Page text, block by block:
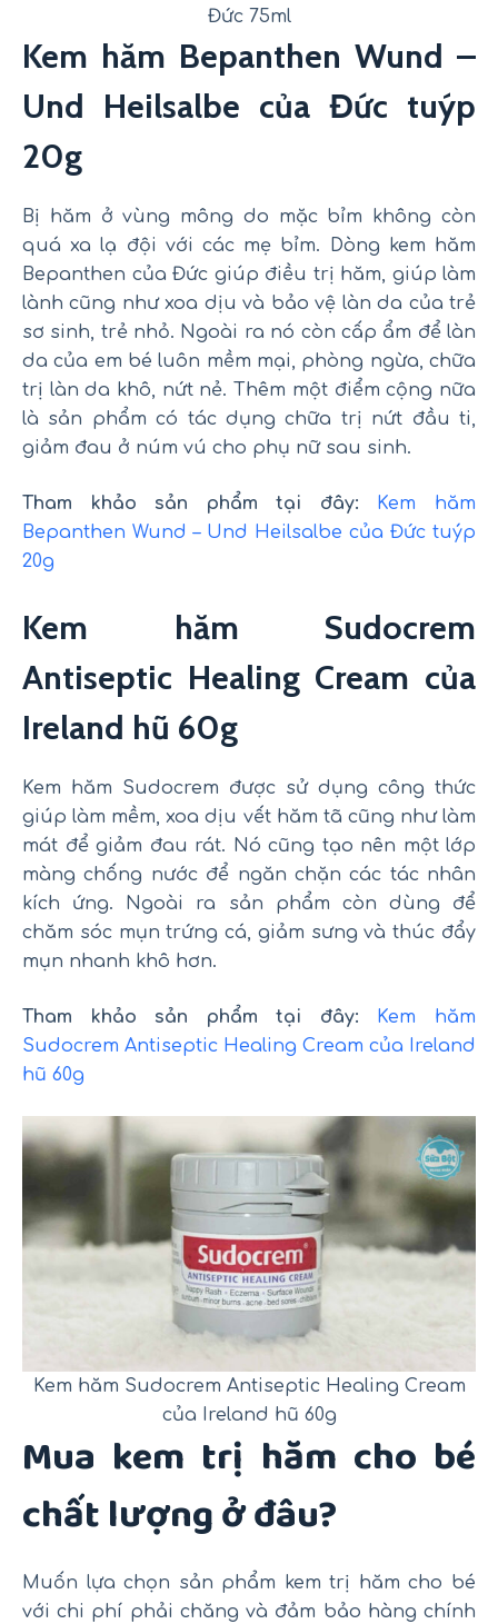
Đức 75ml
Kem hăm Bepanthen Wund –
Und Heilsalbe của Đức tuýp
20g
Bị hăm ở vùng mông do mặc bỉm không còn
quá xa lạ đội với các mẹ bỉm. Dòng kem hăm
Bepanthen của Đức giúp điều trị hăm, giúp làm
lành cũng như xoa dịu và bảo vệ làn da của trẻ
sơ sinh, trẻ nhỏ. Ngoài ra nó còn cấp ẩm để làn
da của em bé luôn mềm mại, phòng ngừa, chữa
trị làn da khô, nứt nẻ. Thêm một điểm cộng nữa
là sản phẩm có tác dụng chữa trị nứt đầu ti,
giảm đau ở núm vú cho phụ nữ sau sinh.
Tham khảo sản phẩm tại đây: Kem hăm
Bepanthen Wund – Und Heilsalbe của Đức tuýp
20g
Kem hăm Sudocrem
Antiseptic Healing Cream của
Ireland hũ 60g
Kem hăm Sudocrem được sử dụng công thức
giúp làm mềm, xoa dịu vết hăm tã cũng như làm
mát để giảm đau rát. Nó cũng tạo nên một lớp
màng chống nước để ngăn chặn các tác nhân
kích ứng. Ngoài ra sản phẩm còn dùng để
chăm sóc mụn trứng cá, giảm sưng và thúc đẩy
mụn nhanh khô hơn.
Tham khảo sản phẩm tại đây: Kem hăm
Sudocrem Antiseptic Healing Cream của Ireland
hũ 60g
Kem hăm Sudocrem Antiseptic Healing Cream
của Ireland hũ 60g
Mua kem trị hăm cho bé
chất lượng ở đâu?
Muốn lựa chọn sản phẩm kem trị hăm cho bé
với chi phí phải chăng và đảm bảo hàng chính